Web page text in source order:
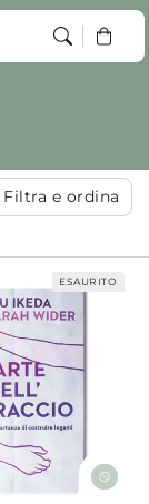
Carrello
Filtra e ordina
ESAURITO